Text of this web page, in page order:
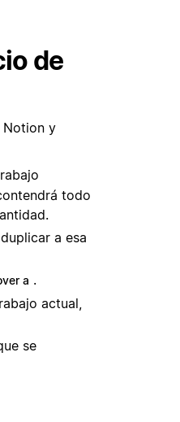
de
Notion y
todo
a esa
a .
actual,
se